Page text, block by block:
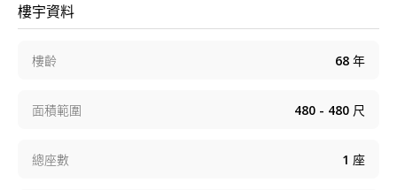
樓宇資料
樓齡 68 年
面積範圍 480 - 480 尺
總座數 1 座